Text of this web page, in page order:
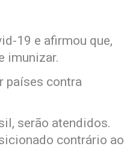
19 e afirmou que,
imunizar.
países contra
serão atendidos.
contrário ao